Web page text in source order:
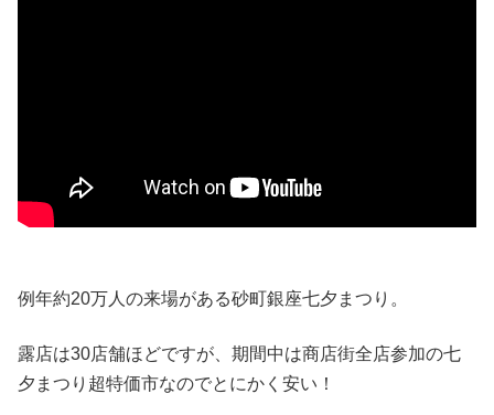
例年約20万人の来場がある砂町銀座七夕まつり。
露店は30店舗ほどですが、期間中は商店街全店参加の七
夕まつり超特価市なのでとにかく安い！